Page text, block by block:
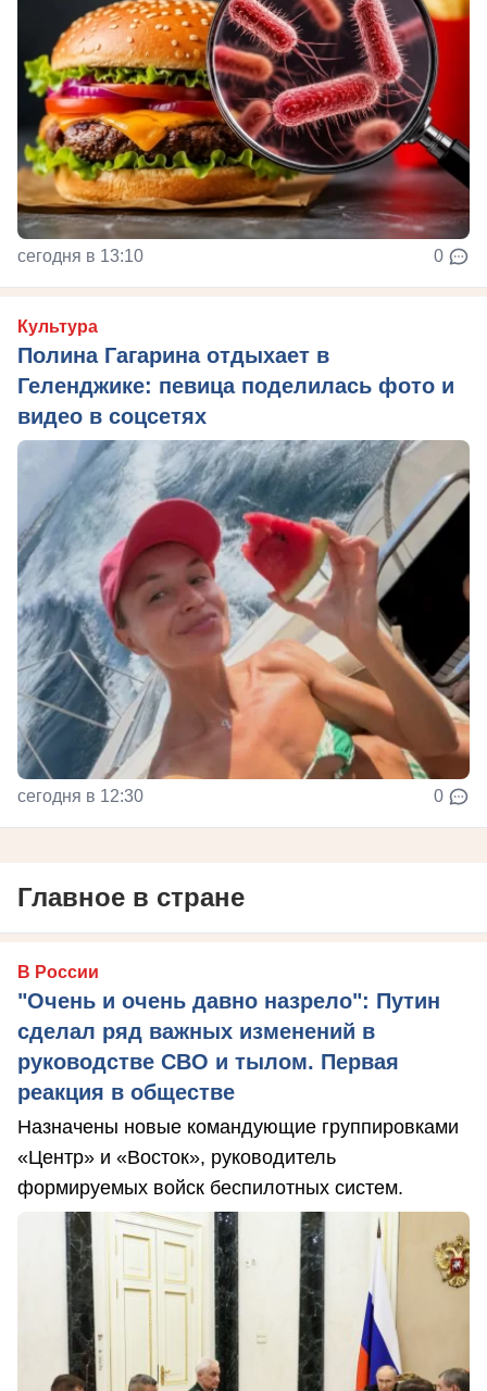
сегодня в 13:10 0
Культура
Полина Гагарина отдыхает в
Геленджике: певица поделилась фото и
видео в соцсетях
сегодня в 12:30 0
Главное в стране
В России
"Очень и очень давно назрело": Путин
сделал ряд важных изменений в
руководстве СВО и тылом. Первая
реакция в обществе
Назначены новые командующие группировками
«Центр» и «Восток», руководитель
формируемых войск беспилотных систем.